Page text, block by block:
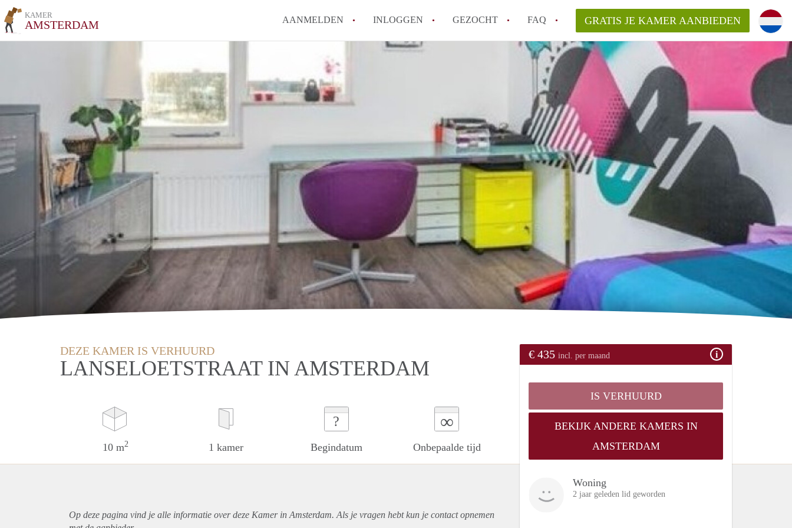
KAMER
AMSTERDAM AANMELDEN INLOGGEN GEZOCHT FAQ
Wat is het puntensysteem voor een onzelfstandige woonruimte (kamer) in
Wat zijn de opzegtermijnen bij een kamer in Amsterdam?
Wat zijn de populairste zoektermen voor een kamer in Amsterdam en wat
betekent dit voor jou als zoeker?
Wat is een studentenkamer in Amsterdam?
Waarom geen bemiddelingskosten voor de huurder?
Alle veelgestelde vragen
GRATIS JE KAMER AANBIEDEN
DEZE KAMER IS VERHUURD
LANSELOETSTRAAT IN AMSTERDAM
10 m2 1 kamer
?
Begindatum
∞
Onbepaalde tijd
€ 435 incl. per maand
IS VERHUURD
BEKIJK ANDERE KAMERS IN
AMSTERDAM
Woning
2 jaar geleden lid geworden
Op deze pagina vind je alle informatie over deze Kamer in Amsterdam. Als je vragen hebt kun je contact opnemen